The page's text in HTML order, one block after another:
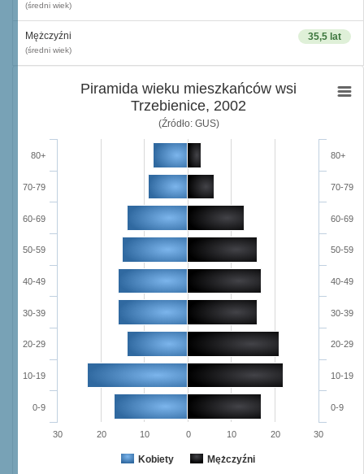
(średni wiek)
35,5 lat
Mężczyźni
(średni wiek)
Piramida wieku mieszkańców wsi
Trzebienice, 2002
(Źródło: GUS)
Kobiety Mężczyźni
0-9
10-19
20-29
30-39
40-49
50-59
60-69
70-79
80+
0-9
10-19
20-29
30-39
40-49
50-59
60-69
70-79
80+
30 20 10 0 10 20 30